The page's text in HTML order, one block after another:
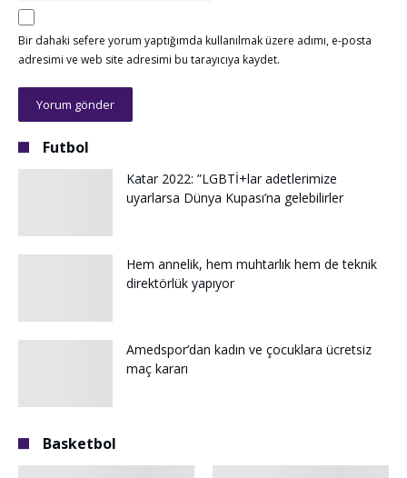
Bir dahaki sefere yorum yaptığımda kullanılmak üzere adımı, e-posta
adresimi ve web site adresimi bu tarayıcıya kaydet.
Futbol
Katar 2022: ”LGBTİ+lar adetlerimize
uyarlarsa Dünya Kupası’na gelebilirler
Hem annelik, hem muhtarlık hem de teknik
direktörlük yapıyor
Amedspor’dan kadın ve çocuklara ücretsiz
maç kararı
Basketbol